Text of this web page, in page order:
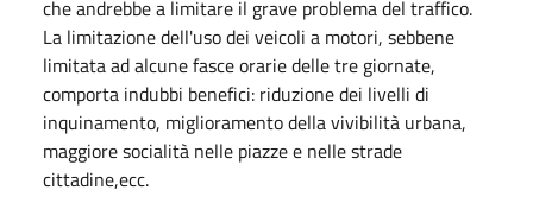
che andrebbe a limitare il grave problema del traffico.
La limitazione dell'uso dei veicoli a motori, sebbene
limitata ad alcune fasce orarie delle tre giornate,
comporta indubbi benefici: riduzione dei livelli di
inquinamento, miglioramento della vivibilità urbana,
maggiore socialità nelle piazze e nelle strade
cittadine,ecc.